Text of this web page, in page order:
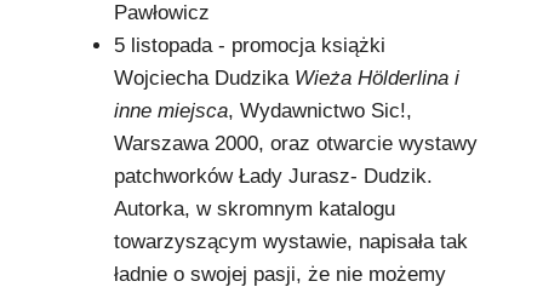
Pawłowicz
5 listopada - promocja książki
Wojciecha Dudzika Wieża Hölderlina i
inne miejsca, Wydawnictwo Sic!,
Warszawa 2000, oraz otwarcie wystawy
patchworków Łady Jurasz- Dudzik.
Autorka, w skromnym katalogu
towarzyszącym wystawie, napisała tak
ładnie o swojej pasji, że nie możemy